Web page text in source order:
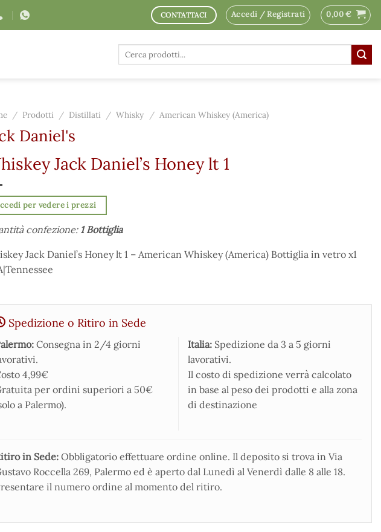
CONTATTACI Accedi / Registrati 0,00€
Cerca:
/ Prodotti / Distillati / Whisky / American Whiskey (America)
Daniel's
Jack Daniel’s Honey lt 1
per vedere i prezzi
confezione:1 Bottiglia
Jack Daniel’s Honey lt 1 – American Whiskey (America) Bottiglia in vetro x1
Spedizione o Ritiro in Sede
Consegna in 2/4 giorni
4,99€
per ordini superiori a 50€
a Palermo).
Italia: Spedizione da 3 a 5 giorni
lavorativi.
Il costo di spedizione verrà calcolato
in base al peso dei prodotti e alla zona
di destinazione
in Sede: Obbligatorio effettuare ordine online. Il deposito si trova in Via
Roccella 269, Palermo ed è aperto dal Lunedì al Venerdì dalle 8 alle 18.
il numero ordine al momento del ritiro.